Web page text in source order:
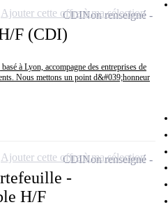
F (CDI)
à Lyon, accompagne des entreprises de
Nous mettons un point d&#039;honneur
CDINon renseigné
Ajouter cette offre à ma sélection
-
H/F
CDINon renseigné
Ajouter cette offre à ma sélection